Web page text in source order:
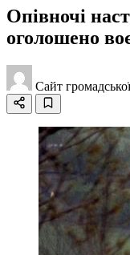
Опівночі
оголошено
Сайт